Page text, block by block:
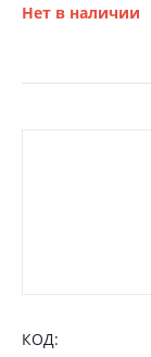
Нет в наличии
КОД: